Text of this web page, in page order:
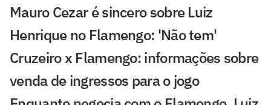
Mauro Cezar é sincero sobre Luiz
Henrique no Flamengo: 'Não tem'
Cruzeiro x Flamengo: informações sobre
venda de ingressos para o jogo